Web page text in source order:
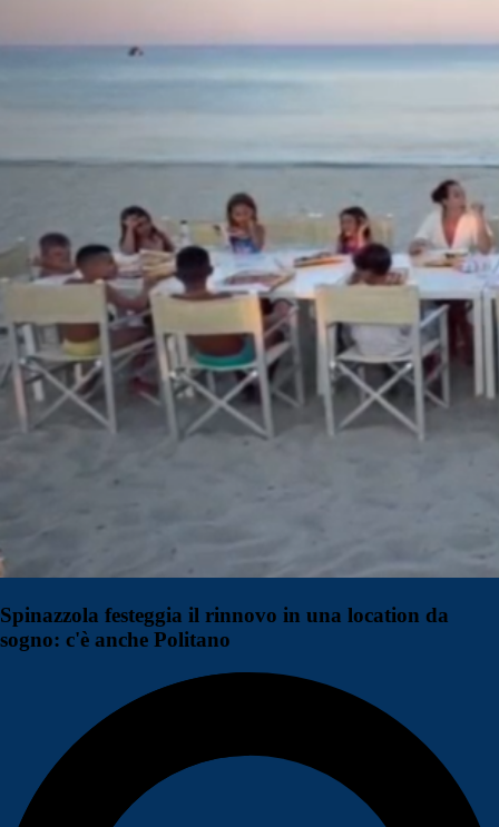
Spinazzola festeggia il rinnovo in una location da
sogno: c'è anche Politano